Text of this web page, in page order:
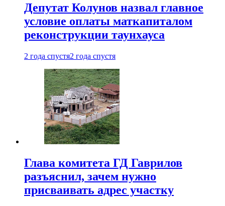
Депутат Колунов назвал главное
условие оплаты маткапиталом
реконструкции таунхауса
2 года спустя2 года спустя
Глава комитета ГД Гаврилов
разъяснил, зачем нужно
присваивать адрес участку